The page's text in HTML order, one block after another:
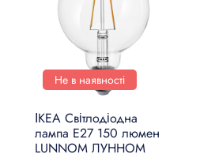
Не в наявності
ІКЕА Світлодіодна
лампа E27 150 люмен
LUNNOM ЛУННОМ